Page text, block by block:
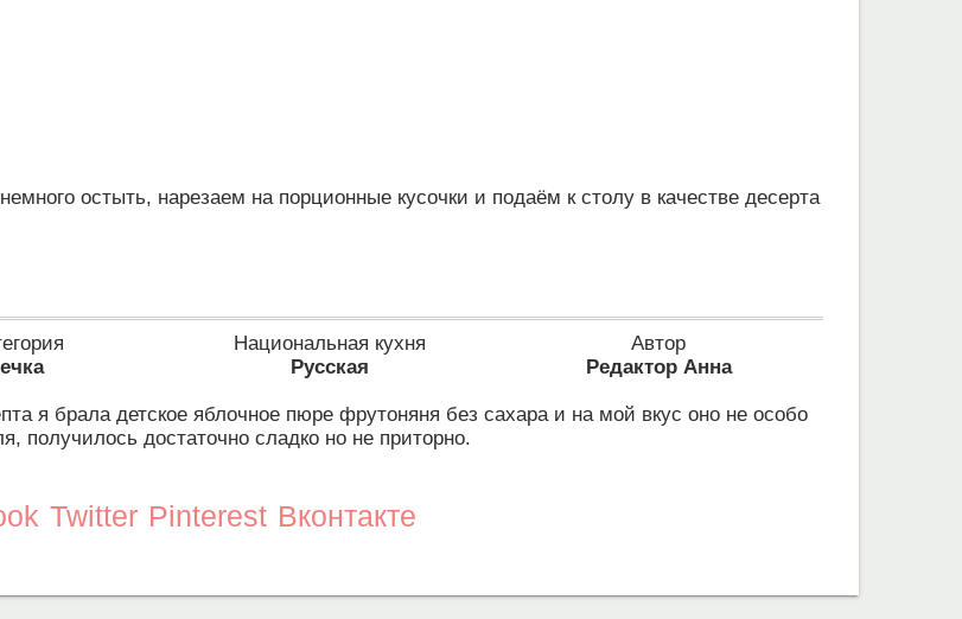
остыть, нарезаем на порционные кусочки и подаём к столу в качестве десерта
Национальная кухня
Русская
Автор
Редактор Анна
я брала детское яблочное пюре фрутоняня без сахара и на мой вкус оно не особо
получилось достаточно сладко но не приторно.
Twitter Pinterest Вконтакте